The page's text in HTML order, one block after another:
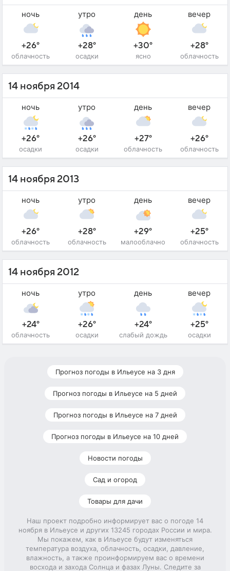
ночь
+26°
облачность
утро
+28°
осадки
день
+30°
ясно
вечер
+28°
облачность
14 ноября 2014
ночь
+26°
осадки
утро
+26°
осадки
день
+27°
облачность
вечер
+26°
облачность
14 ноября 2013
ночь
+26°
облачность
утро
+28°
облачность
день
+29°
малооблачно
вечер
+25°
облачность
14 ноября 2012
ночь
+24°
облачность
утро
+26°
осадки
день
+24°
слабый дождь
вечер
+25°
осадки
Прогноз погоды в Ильеусе на 3 дня
Прогноз погоды в Ильеусе на 5 дней
Прогноз погоды в Ильеусе на 7 дней
Прогноз погоды в Ильеусе на 10 дней
Новости погоды
Сад и огород
Товары для дачи
Наш проект подробно информирует вас о погоде 14
ноября в Ильеусе и других 13245 городах России и мира.
Мы покажем, как в Ильеусе будут изменяться
температура воздуха, облачность, осадки, давление,
влажность, а также проинформируем вас о времени
восхода и захода Солнца и фазах Луны. Следите за